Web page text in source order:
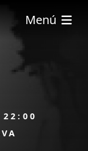
Menú